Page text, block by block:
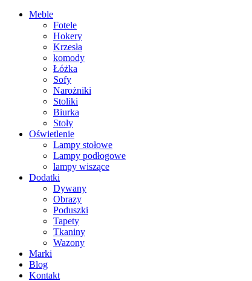
Meble
Fotele
Hokery
Krzesła
komody
Łóżka
Sofy
Narożniki
Stoliki
Biurka
Stoły
Oświetlenie
Lampy stołowe
Lampy podłogowe
lampy wiszące
Dodatki
Dywany
Obrazy
Poduszki
Tapety
Tkaniny
Wazony
Marki
Blog
Kontakt